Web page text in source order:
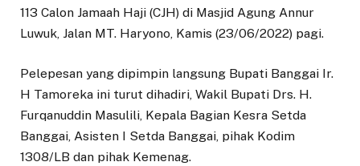
113 Calon Jamaah Haji (CJH) di Masjid Agung Annur
Luwuk, Jalan MT. Haryono, Kamis (23/06/2022) pagi.
Pelepesan yang dipimpin langsung Bupati Banggai Ir.
H Tamoreka ini turut dihadiri, Wakil Bupati Drs. H.
Furqanuddin Masulili, Kepala Bagian Kesra Setda
Banggai, Asisten I Setda Banggai, pihak Kodim
1308/LB dan pihak Kemenag.